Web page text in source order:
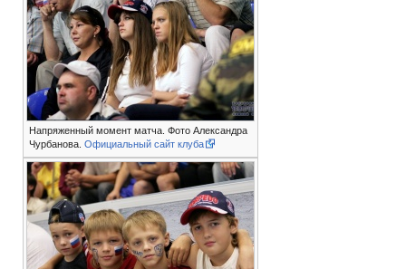
Напряженный момент матча. Фото Александра
Чурбанова. Официальный сайт клуба